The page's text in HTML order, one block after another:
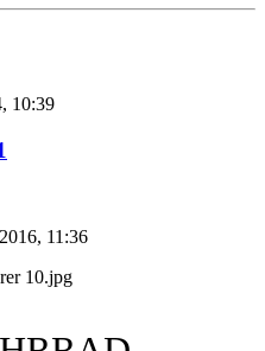
10:39
11:36